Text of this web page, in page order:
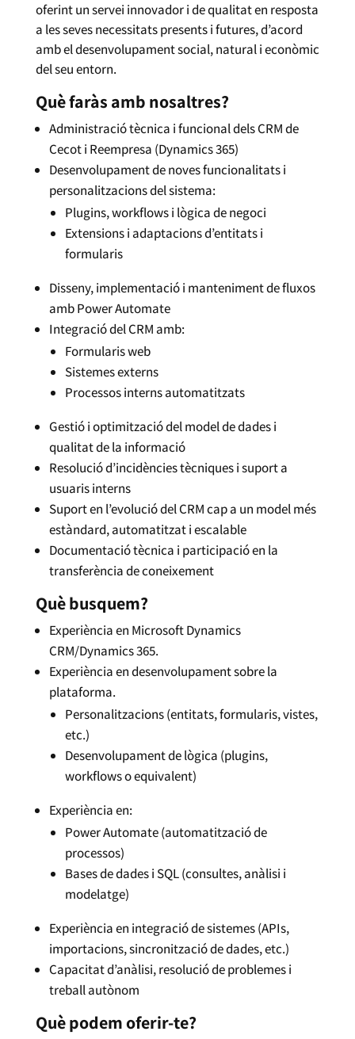
oferint un servei innovador i de qualitat en resposta
a les seves necessitats presents i futures, d’acord
amb el desenvolupament social, natural i econòmic
del seu entorn.
Què faràs amb nosaltres?
Administració tècnica i funcional dels CRM de
Cecot i Reempresa (Dynamics 365)
Desenvolupament de noves funcionalitats i
personalitzacions del sistema:
Plugins, workflows i lògica de negoci
Extensions i adaptacions d’entitats i
formularis
Disseny, implementació i manteniment de fluxos
amb Power Automate
Integració del CRM amb:
Formularis web
Sistemes externs
Processos interns automatitzats
Gestió i optimització del model de dades i
qualitat de la informació
Resolució d’incidències tècniques i suport a
usuaris interns
Suport en l’evolució del CRM cap a un model més
estàndard, automatitzat i escalable
Documentació tècnica i participació en la
transferència de coneixement
Què busquem?
Experiència en Microsoft Dynamics
CRM/Dynamics 365.
Experiència en desenvolupament sobre la
plataforma.
Personalitzacions (entitats, formularis, vistes,
etc.)
Desenvolupament de lògica (plugins,
workflows o equivalent)
Experiència en:
Power Automate (automatització de
processos)
Bases de dades i SQL (consultes, anàlisi i
modelatge)
Experiència en integració de sistemes (APIs,
importacions, sincronització de dades, etc.)
Capacitat d’anàlisi, resolució de problemes i
treball autònom
Què podem oferir-te?